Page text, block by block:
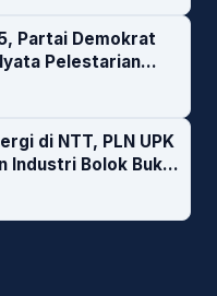
Partai Demokrat
Pelestarian
di NTT, PLN UPK
Industri Bolok Buka
untuk